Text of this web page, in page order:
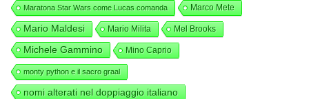
Maratona Star Wars come Lucas comanda Marco Mete
Mario Maldesi Mario Milita Mel Brooks
Michele Gammino Mino Caprio
monty python e il sacro graal
nomi alterati nel doppiaggio italiano